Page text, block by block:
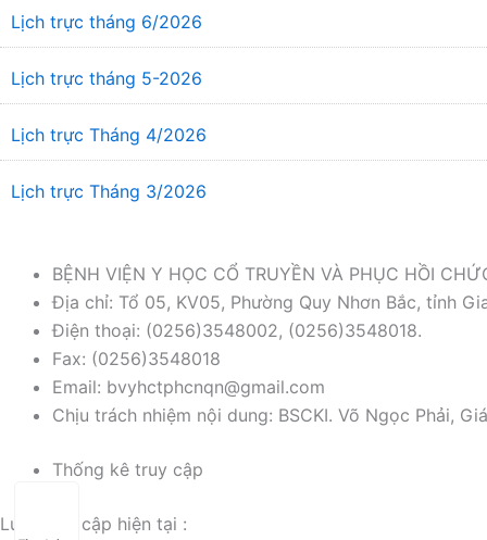
Lịch trực tháng 6/2026
Lịch trực tháng 5-2026
Lịch trực Tháng 4/2026
Lịch trực Tháng 3/2026
BỆNH VIỆN Y HỌC CỔ TRUYỀN VÀ PHỤC HỒI
Địa chỉ: Tổ 05, KV05, Phường Quy Nhơn Bắc, tỉnh
Điện thoại: (0256)3548002, (0256)3548018.
Fax: (0256)3548018
Email: bvyhctphcnqn@gmail.com
Chịu trách nhiệm nội dung: BSCKI. Võ Ngọc Phải,
Thống kê truy cập
Lượt truy cập hiện tại :